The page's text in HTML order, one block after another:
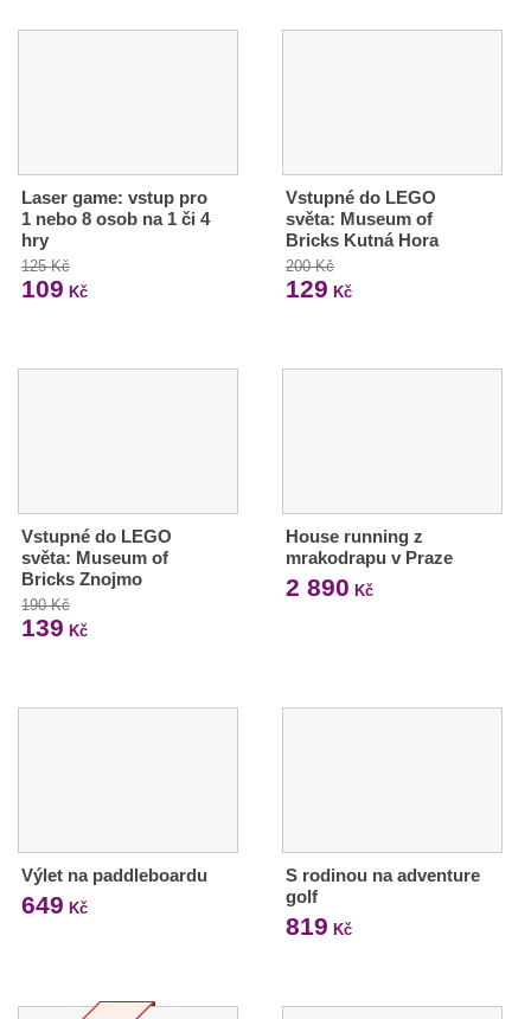
Laser game: vstup pro
1 nebo 8 osob na 1 či 4
hry
125 Kč
109 Kč
Vstupné do LEGO
světa: Museum of
Bricks Kutná Hora
200 Kč
129 Kč
Vstupné do LEGO
světa: Museum of
Bricks Znojmo
190 Kč
139 Kč
House running z
mrakodrapu v Praze
2 890 Kč
Výlet na paddleboardu
649 Kč
S rodinou na adventure
golf
819 Kč